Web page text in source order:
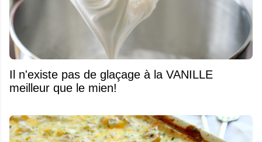
Il n'existe pas de glaçage à la VANILLE
meilleur que le mien!